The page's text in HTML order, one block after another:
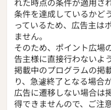
れた時点の条件が適用され
条件を達成しているかど
っているため、広告主は
ません。
そのため、ポイント広場
告主様に直接行わないよ
掲載中のプログラムの掲
り、急遽終了となる場合
広告に遷移しない場合は
得できませんので、ご注